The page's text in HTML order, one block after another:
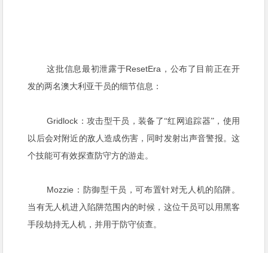
这批信息最初泄露于ResetEra ，公布了目前正在开
发的两名澳大利亚干员的细节信息：
Gridlock ：攻击型干员，装备了“红网追踪器”，使用
以后会对附近的敌人造成伤害，同时发射出声音警报。这
个技能可有效探查防守方的游走。
Mozzie ：防御型干员，可布置针对无人机的陷阱。
当有无人机进入陷阱范围内的时候，这位干员可以用黑客
手段劫持无人机，并用于防守侦查。